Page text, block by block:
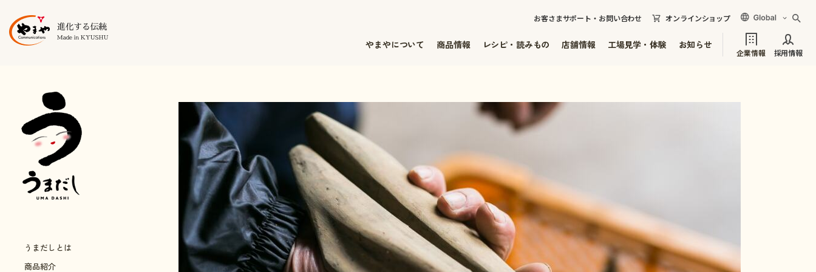
お客さまサポート・お問い合わせ オンラインショップ
やまやについて 商品情報 レシピ・読みもの 店舗情報 工場見学・体験 お知らせ
企業情報 採用情報
うまだしとは
商品紹介